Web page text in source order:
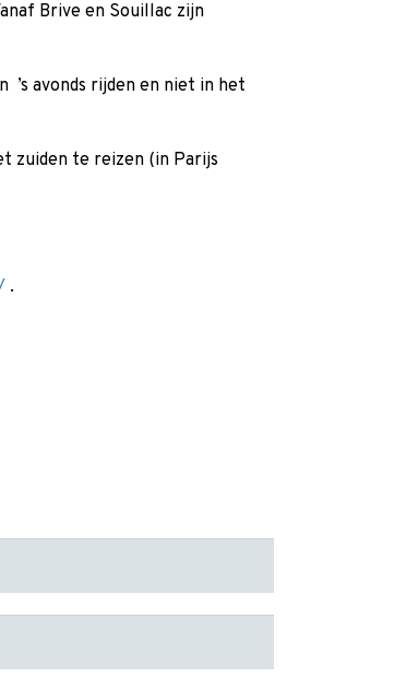
Brive en Souillac zijn
’s avonds rijden en niet in het
zuiden te reizen (in Parijs
.